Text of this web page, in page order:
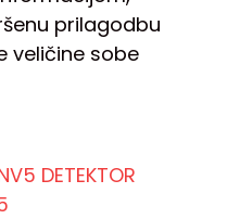
prilagodbu
veličine sobe
DETEKTOR